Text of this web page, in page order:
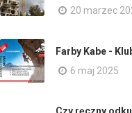
20 marzec
Farby Kabe -
6 maj 2025